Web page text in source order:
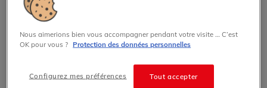
Nous aimerions bien vous accompagner pendant votre visite … C’est
OK pour vous ? Protection des données personnelles
Tout accepter
Configurez mes préférences